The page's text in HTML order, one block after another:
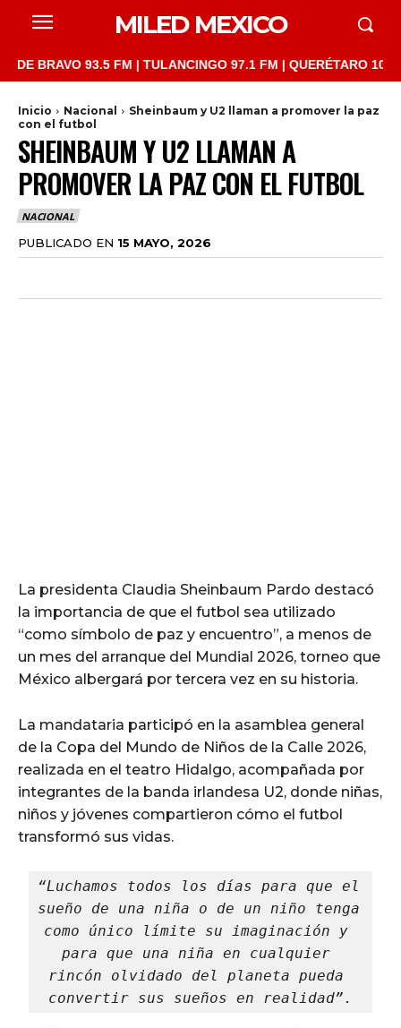
MILED MEXICO
93.5 FM | TULANCINGO 97.1 FM | QUERÉTARO 103.1
Inicio Nacional
Sheinbaum y U2 llaman a promover la paz
con el futbol
SHEINBAUM Y U2 LLAMAN A
PROMOVER LA PAZ CON EL FUTBOL
NACIONAL
PUBLICADO EN 15 MAYO, 2026
La presidenta Claudia Sheinbaum Pardo destacó
la importancia de que el futbol sea utilizado
“como símbolo de paz y encuentro”, a menos de
un mes del arranque del Mundial 2026, torneo que
México albergará por tercera vez en su historia.
La mandataria participó en la asamblea general
de la Copa del Mundo de Niños de la Calle 2026,
realizada en el teatro Hidalgo, acompañada por
integrantes de la banda irlandesa U2, donde niñas,
niños y jóvenes compartieron cómo el futbol
transformó sus vidas.
“Luchamos todos los días para que el
sueño de una niña o de un niño tenga
como único límite su imaginación y
para que una niña en cualquier
rincón olvidado del planeta pueda
convertir sus sueños en realidad”.